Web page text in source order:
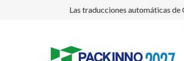
Las traducciones automáticas de